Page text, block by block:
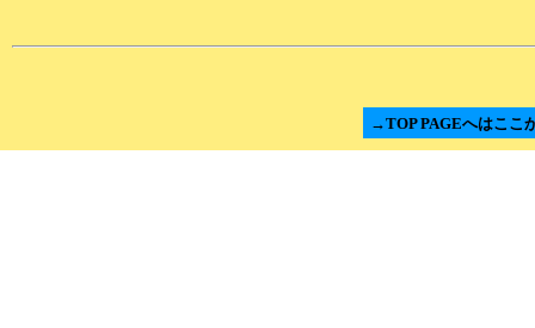
→TOP PAGEへはここ